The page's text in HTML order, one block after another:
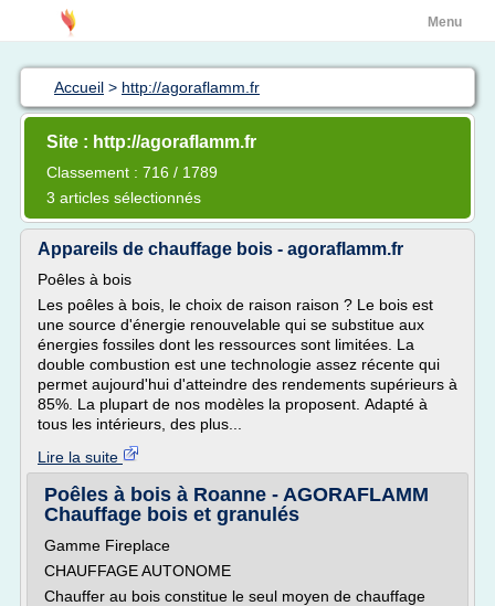
Menu
Accueil > http://agoraflamm.fr
Site : http://agoraflamm.fr
Classement : 716 / 1789
3 articles sélectionnés
Appareils de chauffage bois - agoraflamm.fr
Poêles à bois
Les poêles à bois, le choix de raison raison ? Le bois est
une source d'énergie renouvelable qui se substitue aux
énergies fossiles dont les ressources sont limitées. La
double combustion est une technologie assez récente qui
permet aujourd'hui d'atteindre des rendements supérieurs à
85%. La plupart de nos modèles la proposent. Adapté à
tous les intérieurs, des plus...
Lire la suite
Poêles à bois à Roanne - AGORAFLAMM
Chauffage bois et granulés
Gamme Fireplace
CHAUFFAGE AUTONOME
Chauffer au bois constitue le seul moyen de chauffage